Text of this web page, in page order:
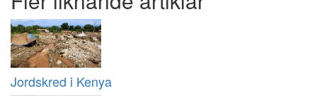
Jordskred i Kenya